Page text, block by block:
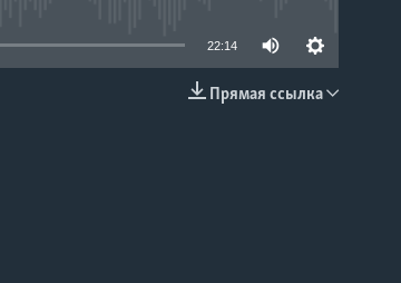
22:14
Прямая ссылка